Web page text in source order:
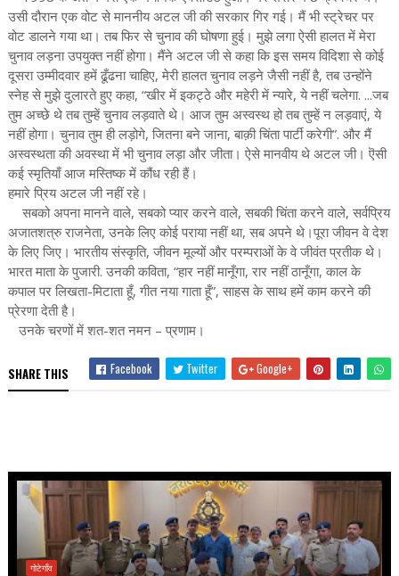
उसी दौरान एक वोट से माननीय अटल जी की सरकार गिर गई। मैं भी स्ट्रेचर पर
वोट डालने गया था। तब फिर से चुनाव की घोषणा हुई। मुझे लगा ऐसी हालत में मेरा
चुनाव लड़ना उपयुक्त नहीं होगा। मैंने अटल जी से कहा कि इस समय विदिशा से कोई
दूसरा उम्मीदवार हमें ढूँढना चाहिए, मेरी हालत चुनाव लड़ने जैसी नहीं है, तब उन्होंने
स्नेह से मुझे दुलारते हुए कहा, “खीर में इकट्ठे और महेरी में न्यारे, ये नहीं चलेगा. ...जब
तुम अच्छे थे तब तुम्हें चुनाव लड़वाते थे। आज तुम अस्वस्थ हो तब तुम्हें न लड़वाएं, ये
नहीं होगा। चुनाव तुम ही लड़ोगे, जितना बने जाना, बाक़ी चिंता पार्टी करेगी”. और मैं
अस्वस्थता की अवस्था में भी चुनाव लड़ा और जीता। ऐसे मानवीय थे अटल जी। ऎसी
कई स्मृतियाँ आज मस्तिष्क में कौंध रही हैं।
हमारे प्रिय अटल जी नहीं रहे।
सबको अपना मानने वाले, सबको प्यार करने वाले, सबकी चिंता करने वाले, सर्वप्रिय
अजातशत्रु राजनेता, उनके लिए कोई पराया नहीं था, सब अपने थे।पूरा जीवन वे देश
के लिए जिए। भारतीय संस्कृति, जीवन मूल्यों और परम्पराओं के वे जीवंत प्रतीक थे।
भारत माता के पुजारी. उनकी कविता, “हार नहीं मानूँगा, रार नहीं ठानूँगा, काल के
कपाल पर लिखता-मिटाता हूँ, गीत नया गाता हूँ”, साहस के साथ हमें काम करने की
प्रेरणा देती है।
उनके चरणों में शत-शत नमन – प्रणाम।
SHARE THIS Facebook Twitter Google+
गोटेगाँव